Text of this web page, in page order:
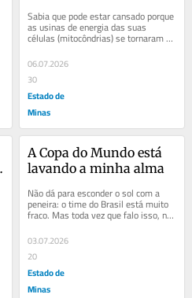
Sabia que pode estar cansado porque
as usinas de energia das suas
células (mitocôndrias) se tornaram
menos eficientes na produção de
energia e...
06.07.2026
30
Estado de
Minas
A Copa do Mundo está
lavando a minha alma
Não dá para esconder o sol com a
peneira: o time do Brasil está muito
fraco. Mas toda vez que falo isso, na
mesma hora me lembro da Copa de
1994. O...
03.07.2026
20
Estado de
Minas